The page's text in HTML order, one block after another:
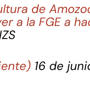
de
a la FGE a
16 de